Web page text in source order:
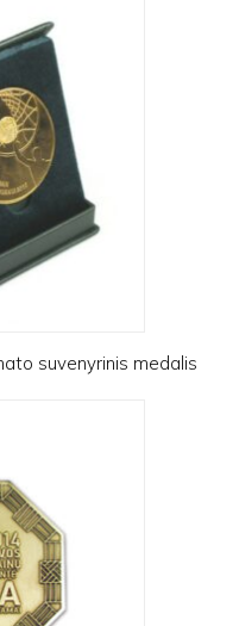
suvenyrinis medalis